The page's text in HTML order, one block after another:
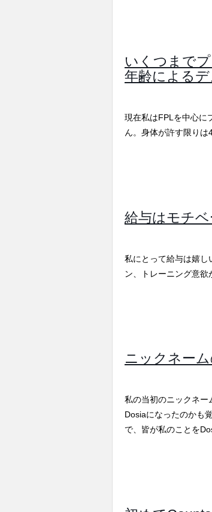
いくつまで
年齢による
現在私はFPLを中心に
ん。身体が許す限りは
給与はモチ
私にとって給与は嬉し
ン、トレーニング意欲
ニックネー
私の当初のニックネー
Dosiaになったのかも
で、皆が私のことを